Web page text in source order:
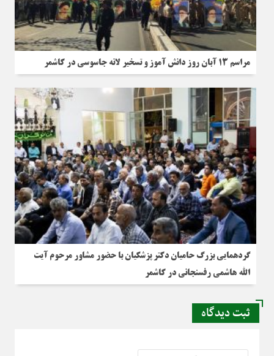
مراسم 13 آبان روز دانش آموز و تسخیر لانه جاسوسی در کاشمر
گردهمایی بزرگ حامیان دکتر پزشکیان با حضور مشاور مرحوم آیت
الله هاشمی رفسنجانی در کاشمر
ثبت دیدگاه